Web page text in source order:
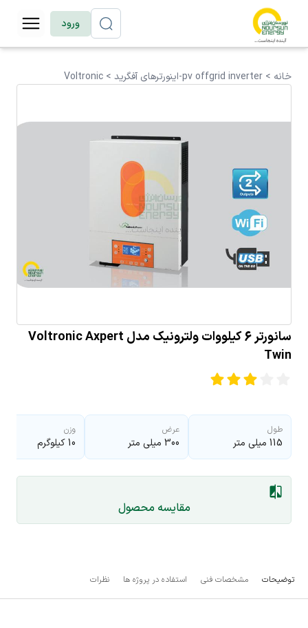
ورود
خانه > pv offgrid inverter-اینورترهای آفگرید >
Voltronic
سانورتر 6 کیلووات ولترونیک مدل Voltronic Axpert
Twin
طول
115 میلی متر
عرض
300 میلی متر
وزن
10 کیلوگرم
مقایسه محصول
توضیحات مشخصات فنی استفاده در پروژه ها نظرات